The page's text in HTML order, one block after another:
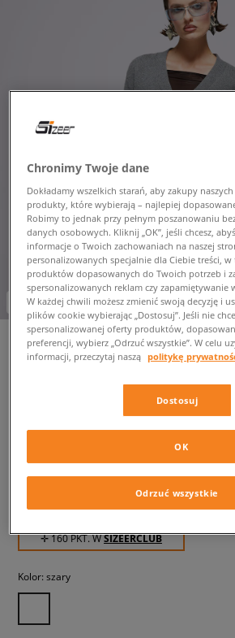
-10% za min. 350 zł kod: LUCK
LEVI'S SWETER BOYFRIEND
159,99 zł
(najniższa cena od momentu
✛ 160 PKT. WSIZEERCLUB
Kolor: szary
Chronimy Twoje dane
Dokładamy wszelkich starań, aby zakupy
produkty, które wybierają – najlepiej
Robimy to jednak przy pełnym poszanowaniu
danych osobowych. Kliknij „OK”, jeśli chcesz,
informacje o Twoich zachowaniach na naszej
personalizowanych specjalnie dla Ciebie treści,
produktów dopasowanych do Twoich potrzeb i
spersonalizowanych reklam czy zapamiętywanie
W każdej chwili możesz zmienić swoją decyzję i
plików cookie wybierając „Dostosuj”. Jeśli nie
spersonalizowanej oferty produktów,
preferencji, wybierz „Odrzuć wszystkie”. W celu
informacji, przeczytaj naszą politykę
Dostosuj
Odrzuć wszystkie
OK